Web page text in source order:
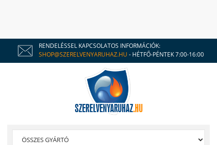
RENDELÉSSEL KAPCSOLATOS INFORMÁCIÓK:
SHOP@SZERELVENYARUHAZ.HU - HÉTFŐ-PÉNTEK 7:00-16:00